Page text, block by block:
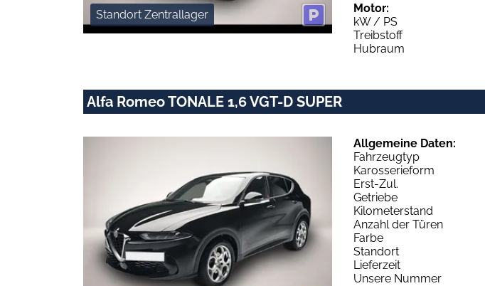
Standort Zentrallager
Motor:
kW / PS
Treibstoff
Hubraum
Alfa Romeo TONALE 1,6 VGT-D SUPER
Allgemeine Daten:
Fahrzeugtyp
Karosserieform
Erst-Zul.
Getriebe
Kilometerstand
Anzahl der Türen
Farbe
Standort
Lieferzeit
Unsere Nummer